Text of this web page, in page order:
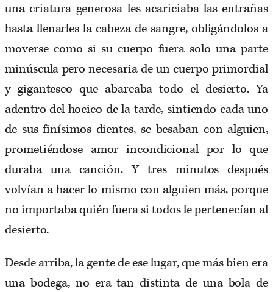
una criatura generosa les acariciaba las entrañas
hasta llenarles la cabeza de sangre, obligándolos a
moverse como si su cuerpo fuera solo una parte
minúscula pero necesaria de un cuerpo primordial
y gigantesco que abarcaba todo el desierto. Ya
adentro del hocico de la tarde, sintiendo cada uno
de sus finísimos dientes, se besaban con alguien,
prometiéndose amor incondicional por lo que
duraba una canción. Y tres minutos después
volvían a hacer lo mismo con alguien más, porque
no importaba quién fuera si todos le pertenecían al
desierto.
Desde arriba, la gente de ese lugar, que más bien era
una bodega, no era tan distinta de una bola de